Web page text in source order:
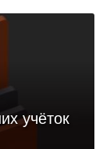
учёток